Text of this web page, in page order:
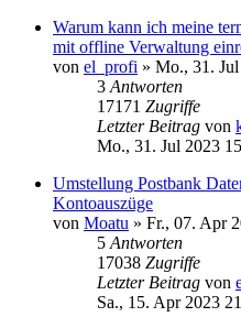
Warum kann ich meine
mit offline Verwaltung
von el_profi » Mo., 31. Jul
3 Antworten
17171 Zugriffe
Letzter Beitrag von
Mo., 31. Jul 2023
Umstellung Postbank
Kontoauszüge
von Moatu » Fr., 07. Apr
5 Antworten
17038 Zugriffe
Letzter Beitrag von
Sa., 15. Apr 2023